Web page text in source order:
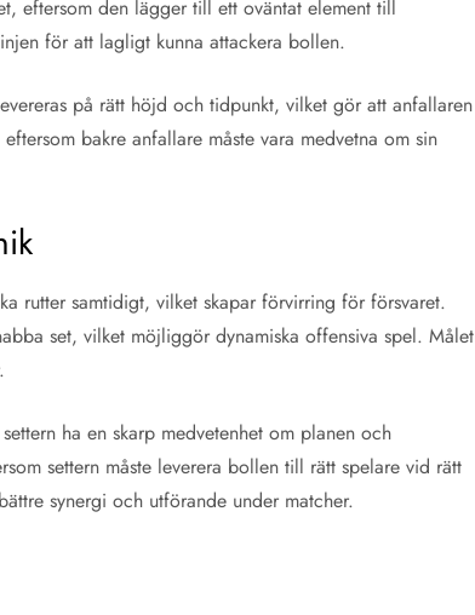
eftersom den lägger till ett oväntat element till
för att lagligt kunna attackera bollen.
på rätt höjd och tidpunkt, vilket gör att anfallaren
bakre anfallare måste vara medvetna om sin
rutter samtidigt, vilket skapar förvirring för försvaret.
set, vilket möjliggör dynamiska offensiva spel. Målet
ha en skarp medvetenhet om planen och
settern måste leverera bollen till rätt spelare vid rätt
synergi och utförande under matcher.